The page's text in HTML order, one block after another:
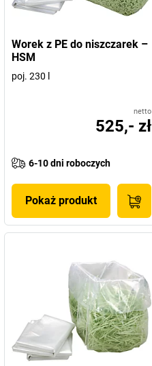
Worek z PE do niszczarek –
HSM
poj. 230 l
netto
525,- zł
6-10 dni roboczych
Pokaż produkt